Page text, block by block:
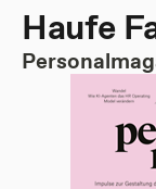
Haufe